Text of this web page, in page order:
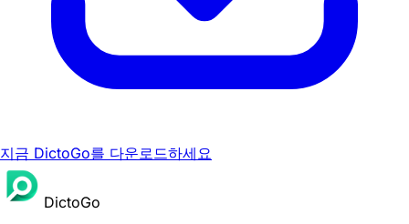
지금 DictoGo를 다운로드하세요
DictoGo